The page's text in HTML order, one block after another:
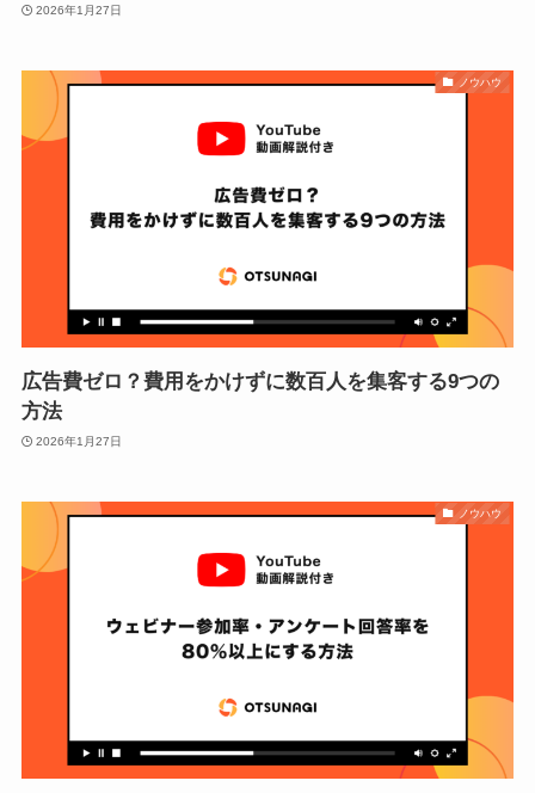
2026年1月27日
ノウハウ
広告費ゼロ？費用をかけずに数百人を集客する9つの
方法
2026年1月27日
ノウハウ